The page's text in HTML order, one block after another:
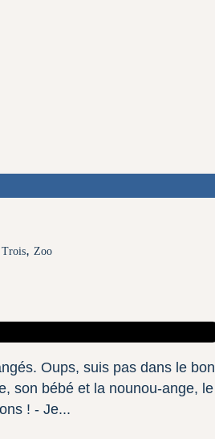
Trois, Zoo
Oups, suis pas dans le bon
son bébé et la nounou-ange, le
! - Je...